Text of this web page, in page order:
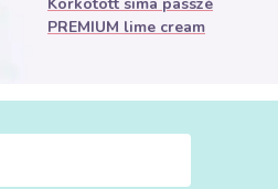
PREMIUM lime cream